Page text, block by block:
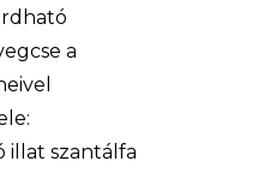
a
illat szantálfa